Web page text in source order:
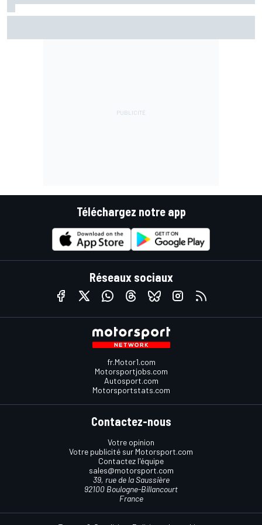
Téléchargez notre app
Réseaux sociaux
fr.Motor1.com
Motorsportjobs.com
Autosport.com
Motorsportstats.com
Contactez-nous
Votre opinion
Votre publicité sur Motorsport.com
Contactez l'équipe
sales@motorsport.com
39, rue de la Saussière
92100 Boulogne-Billancourt
France